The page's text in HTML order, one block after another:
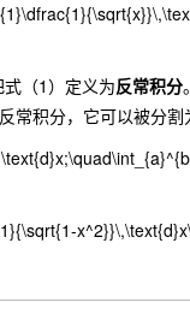
（1）定义为反常积分
积分，它可以被分割